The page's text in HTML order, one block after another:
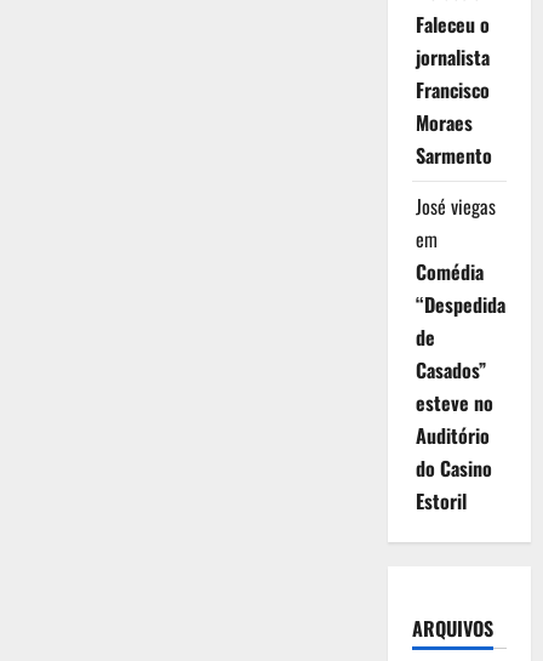
Faleceu o
jornalista
Francisco
Moraes
Sarmento
José viegas
em
Comédia
“Despedida
de
Casados”
esteve no
Auditório
do Casino
Estoril
ARQUIVOS